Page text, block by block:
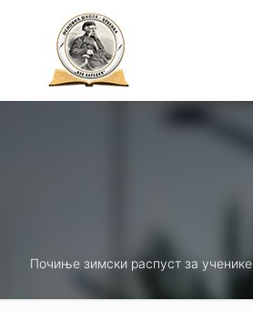
Почиње зимски распуст за ученике